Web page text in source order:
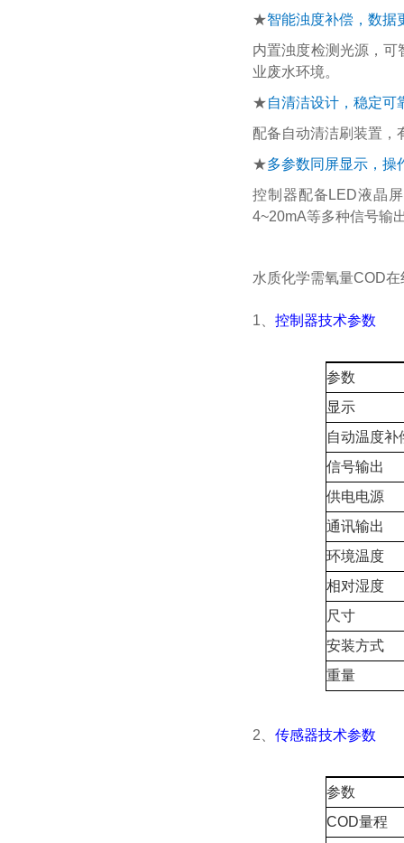
★智能浊度补偿，数据
内置浊度检测光源，
业废水环境。
★自清洁设计，稳定可
配备自动清洁刷装置，
★多参数同屏显示，操
控制器配备LED液晶
4~20mA等多种信号输
水质化学需氧量COD
1、 控制器技术参数
参数
显示
自动温度补
信号输出
供电电源
通讯输出
环境温度
相对湿度
尺寸
安装方式
重量
2、 传感器技术参数
参数
COD量程